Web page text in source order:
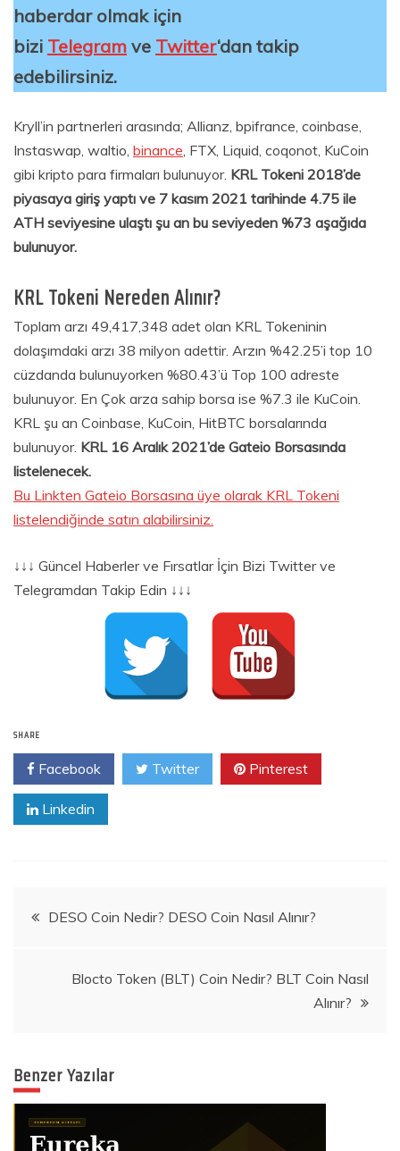
haberdar olmak için
bizi Telegram ve Twitter‘dan takip
edebilirsiniz.
Kryll’in partnerleri arasında; Allianz, bpifrance, coinbase,
Instaswap, waltio, binance, FTX, Liquid, coqonot, KuCoin
gibi kripto para firmaları bulunuyor. KRL Tokeni 2018’de
piyasaya giriş yaptı ve 7 kasım 2021 tarihinde 4.75 ile
ATH seviyesine ulaştı şu an bu seviyeden %73 aşağıda
bulunuyor.
KRL Tokeni Nereden Alınır?
Toplam arzı 49,417,348 adet olan KRL Tokeninin
dolaşımdaki arzı 38 milyon adettir. Arzın %42.25’i top 10
cüzdanda bulunuyorken %80.43’ü Top 100 adreste
bulunuyor. En Çok arza sahip borsa ise %7.3 ile KuCoin.
KRL şu an Coinbase, KuCoin, HitBTC borsalarında
bulunuyor. KRL 16 Aralık 2021’de Gateio Borsasında
listelenecek.
Bu Linkten Gateio Borsasına üye olarak KRL Tokeni
listelendiğinde satın alabilirsiniz.
↓↓↓ Güncel Haberler ve Fırsatlar İçin Bizi Twitter ve
Telegramdan Takip Edin ↓↓↓
SHARE
Facebook Twitter Pinterest
Linkedin
YazıDESO Coin Nedir? DESO Coin Nasıl Alınır?
Blocto Token (BLT) Coin Nedir? BLT Coin Nasıl
Alınır?
Benzer Yazılar